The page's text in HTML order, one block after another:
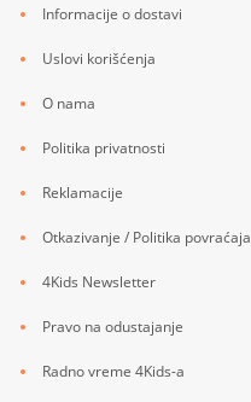
Informacije o dostavi
Uslovi korišćenja
O nama
Politika privatnosti
Reklamacije
Otkazivanje / Politika povraćaja
4Kids Newsletter
Pravo na odustajanje
Radno vreme 4Kids-a